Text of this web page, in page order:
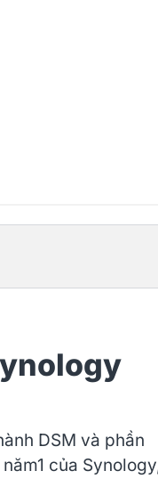
DSM và phần
của